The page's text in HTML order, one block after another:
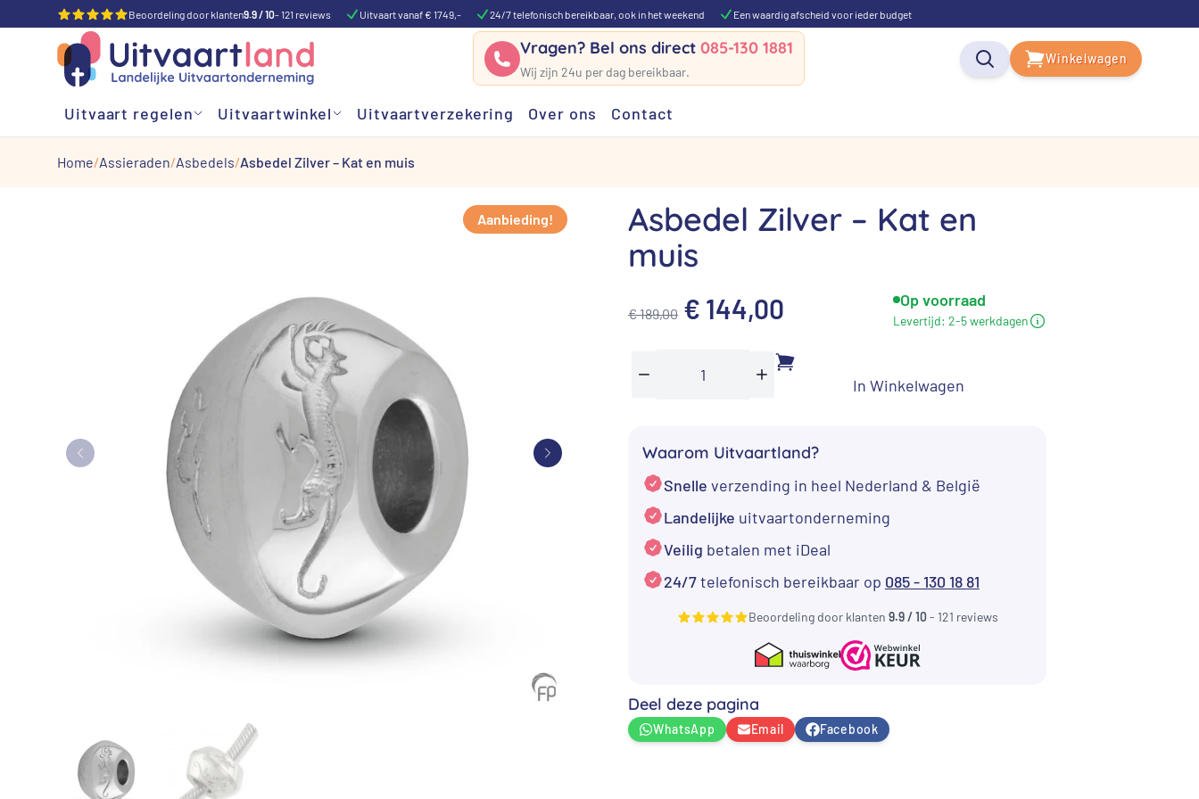
Beoordeling door klanten9.9 / 10- 121 reviews Uitvaart vanaf € 1749,- 24/7 telefonisch bereikbaar, ook in het weekend Een waardig afscheid voor ieder budget
Vragen? Bel ons direct085-130 1881
Wij zijn 24u per dag bereikbaar.
Winkelwagen
Uitvaart regelen Uitvaartwinkel Uitvaartverzekering Over ons Contact
Home Assieraden Asbedels Asbedel Zilver – Kat en muis
Aanbieding!
Asbedel Zilver – Kat en
muis
€189,00 Oorspronkelijke
was:
€ 144,00Huidige
is:
Op voorraad
Levertijd: 2-5 werkdagen
Kat
en
muis
aantal
In Winkelwagen
Waarom Uitvaartland?
Snelle verzending in heel Nederland & België
Landelijke uitvaartonderneming
Veilig betalen met iDeal
24/7telefonisch bereikbaar op 085 - 130 18 81
Beoordeling door klanten 9.9 / 10- 121 reviews
Deel deze pagina
WhatsApp Email Facebook